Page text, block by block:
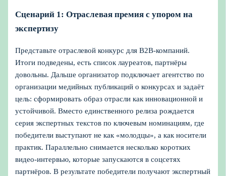
Сценарий 1: Отраслевая премия с упором на
экспертизу
Представьте отраслевой конкурс для B2B-компаний.
Итоги подведены, есть список лауреатов, партнёры
довольны. Дальше организатор подключает агентство по
организации медийных публикаций о конкурсах и задаёт
цель: сформировать образ отрасли как инновационной и
устойчивой. Вместо единственного релиза рождается
серия экспертных текстов по ключевым номинациям, где
победители выступают не как «молодцы», а как носители
практик. Параллельно снимается несколько коротких
видео-интервью, которые запускаются в соцсетях
партнёров. В результате победители получают экспертный